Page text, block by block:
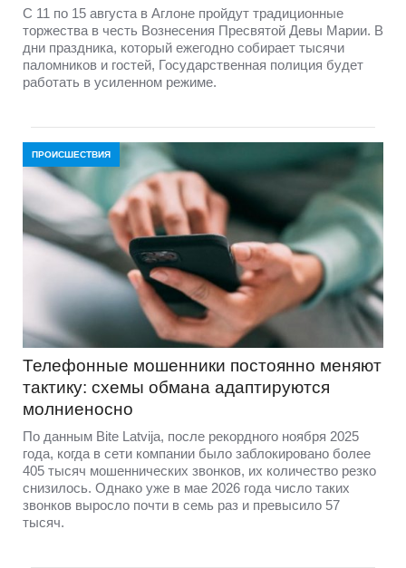
С 11 по 15 августа в Аглоне пройдут традиционные
торжества в честь Вознесения Пресвятой Девы Марии. В
дни праздника, который ежегодно собирает тысячи
паломников и гостей, Государственная полиция будет
работать в усиленном режиме.
ПРОИСШЕСТВИЯ
Телефонные мошенники постоянно меняют
тактику: схемы обмана адаптируются
молниеносно
По данным Bite Latvija, после рекордного ноября 2025
года, когда в сети компании было заблокировано более
405 тысяч мошеннических звонков, их количество резко
снизилось. Однако уже в мае 2026 года число таких
звонков выросло почти в семь раз и превысило 57
тысяч.